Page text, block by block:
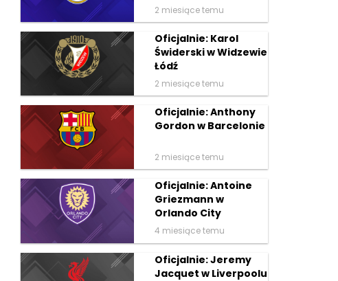
2 miesiące temu
Oficjalnie: Karol
Świderski w Widzewie
Łódź
2 miesiące temu
Oficjalnie: Anthony
Gordon w Barcelonie
2 miesiące temu
Oficjalnie: Antoine
Griezmann w
Orlando City
4 miesiące temu
Oficjalnie: Jeremy
Jacquet w Liverpoolu